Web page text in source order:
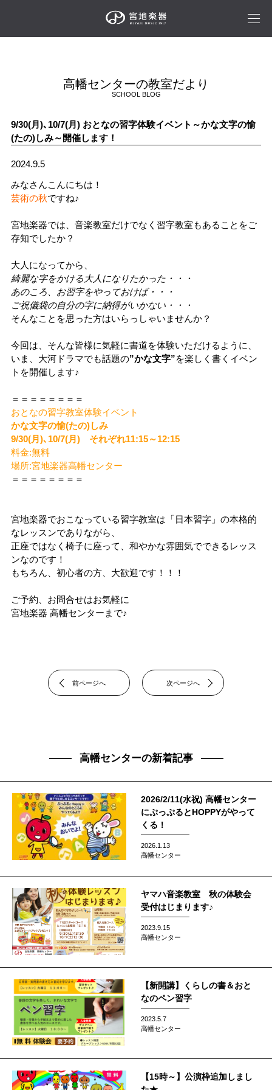
高幡センターの教室だより
SCHOOL BLOG
9/30(月)､10/7(月) おとなの習字体験イベント～かな文字の愉
(たの)しみ～開催します！
2024.9.5
みなさんこんにちは！
芸術の秋ですね♪
宮地楽器では、音楽教室だけでなく習字教室もあることをご
存知でしたか？
大人になってから、
綺麗な字をかける大人になりたかった・・・
あのころ、お習字をやっておけば・・・
ご祝儀袋の自分の字に納得がいかない・・・
そんなことを思った方はいらっしゃいませんか？
今回は、そんな皆様に気軽に書道を体験いただけるように、
いま、大河ドラマでも話題の”かな文字”を楽しく書くイベン
トを開催します♪
＝＝＝＝＝＝＝＝
おとなの習字教室体験イベント
かな文字の愉(たの)しみ
9/30(月)､10/7(月) それぞれ11:15～12:15
料金:無料
場所:宮地楽器高幡センター
＝＝＝＝＝＝＝＝
宮地楽器でおこなっている習字教室は「日本習字」の本格的
なレッスンでありながら、
正座ではなく椅子に座って、和やかな雰囲気でできるレッス
ンなのです！
もちろん、初心者の方、大歓迎です！！！
ご予約、お問合せはお気軽に
宮地楽器 高幡センターまで♪
前ページへ 次ページへ
高幡センターの新着記事
2026/2/11(水祝) 高幡センター
にぷっぷるとHOPPYがやって
くる！
2026.1.13
高幡センター
ヤマハ音楽教室 秋の体験会
受付はじまります♪
2023.9.15
高幡センター
【新開講】くらしの書＆おと
なのペン習字
2023.5.7
高幡センター
【15時～】公演枠追加しまし